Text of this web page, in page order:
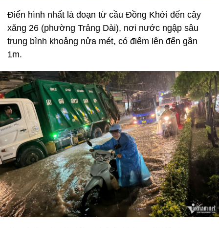
Điển hình nhất là đoạn từ cầu Đồng Khởi đến cây
xăng 26 (phường Trảng Dài), nơi nước ngập sâu
trung bình khoảng nửa mét, có điểm lên đến gần
1m.